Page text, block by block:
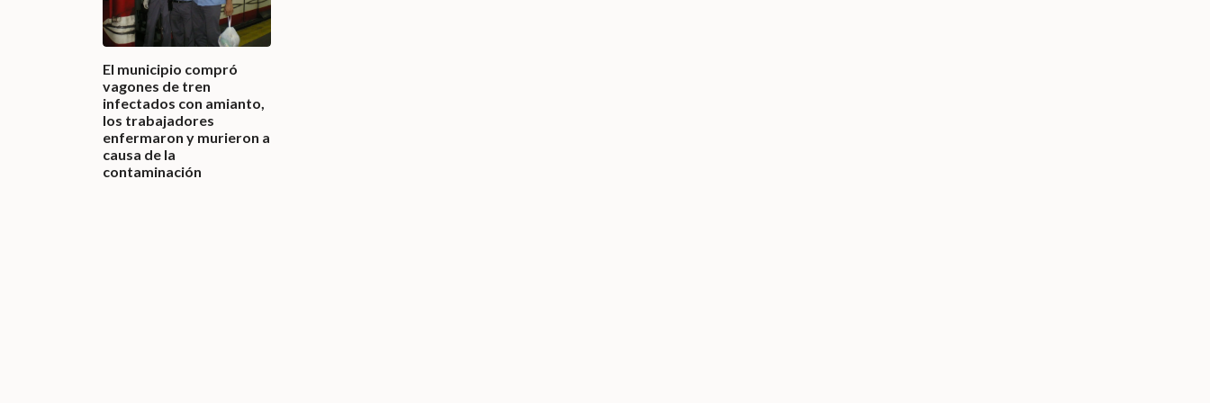
El municipio compró
vagones de tren
infectados con amianto,
los trabajadores
enfermaron y murieron a
causa de la
contaminación